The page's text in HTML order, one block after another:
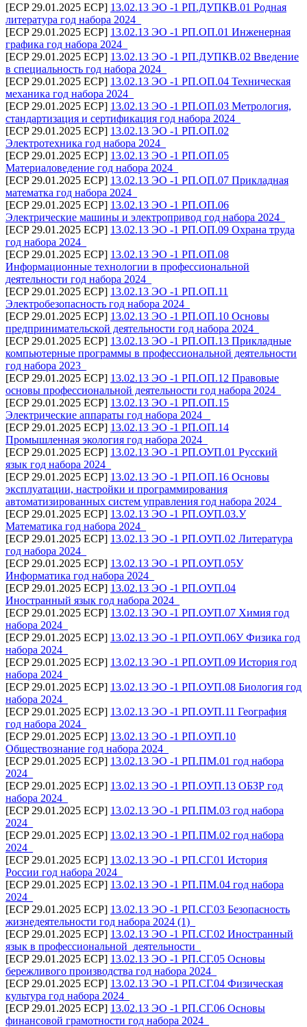
[ECP 29.01.2025 ECP] 13.02.13 ЭО -1 РП.ДУПКВ.01 Родная
литература год набора 2024_
[ECP 29.01.2025 ECP] 13.02.13 ЭО -1 РП.ОП.01 Инженерная
графика год набора 2024_
[ECP 29.01.2025 ECP] 13.02.13 ЭО -1 РП.ДУПКВ.02 Введение
в специальность год набора 2024_
[ECP 29.01.2025 ECP] 13.02.13 ЭО -1 РП.ОП.04 Техническая
механика год набора 2024_
[ECP 29.01.2025 ECP] 13.02.13 ЭО -1 РП.ОП.03 Метрология,
стандартизация и сертификация год набора 2024_
[ECP 29.01.2025 ECP] 13.02.13 ЭО -1 РП.ОП.02
Электротехника год набора 2024_
[ECP 29.01.2025 ECP] 13.02.13 ЭО -1 РП.ОП.05
Материаловедение год набора 2024_
[ECP 29.01.2025 ECP] 13.02.13 ЭО -1 РП.ОП.07 Прикладная
математка год набора 2024_
[ECP 29.01.2025 ECP] 13.02.13 ЭО -1 РП.ОП.06
Электрические машины и электропривод год набора 2024_
[ECP 29.01.2025 ECP] 13.02.13 ЭО -1 РП.ОП.09 Охрана труда
год набора 2024_
[ECP 29.01.2025 ECP] 13.02.13 ЭО -1 РП.ОП.08
Информационные технологии в профессиональной
деятельности год набора 2024_
[ECP 29.01.2025 ECP] 13.02.13 ЭО -1 РП.ОП.11
Электробезопасность год набора 2024_
[ECP 29.01.2025 ECP] 13.02.13 ЭО -1 РП.ОП.10 Основы
предпринимательской деятельности год набора 2024_
[ECP 29.01.2025 ECP] 13.02.13 ЭО -1 РП.ОП.13 Прикладные
компьютерные программы в профессиональной деятельности
год набора 2023_
[ECP 29.01.2025 ECP] 13.02.13 ЭО -1 РП.ОП.12 Правовые
основы профессиональной деятельности год набора 2024_
[ECP 29.01.2025 ECP] 13.02.13 ЭО -1 РП.ОП.15
Электрические аппараты год набора 2024 _
[ECP 29.01.2025 ECP] 13.02.13 ЭО -1 РП.ОП.14
Промышленная экология год набора 2024_
[ECP 29.01.2025 ECP] 13.02.13 ЭО -1 РП.ОУП.01 Русский
язык год набора 2024_
[ECP 29.01.2025 ECP] 13.02.13 ЭО -1 РП.ОП.16 Основы
эксплуатации, настройки и программирования
автоматизированных систем управления год набора 2024_
[ECP 29.01.2025 ECP] 13.02.13 ЭО -1 РП.ОУП.03.У
Математика год набора 2024_
[ECP 29.01.2025 ECP] 13.02.13 ЭО -1 РП.ОУП.02 Литература
год набора 2024_
[ECP 29.01.2025 ECP] 13.02.13 ЭО -1 РП.ОУП.05У
Информатика год набора 2024_
[ECP 29.01.2025 ECP] 13.02.13 ЭО -1 РП.ОУП.04
Иностранный язык год набора 2024_
[ECP 29.01.2025 ECP] 13.02.13 ЭО -1 РП.ОУП.07 Химия год
набора 2024_
[ECP 29.01.2025 ECP] 13.02.13 ЭО -1 РП.ОУП.06У Физика год
набора 2024_
[ECP 29.01.2025 ECP] 13.02.13 ЭО -1 РП.ОУП.09 История год
набора 2024_
[ECP 29.01.2025 ECP] 13.02.13 ЭО -1 РП.ОУП.08 Биология год
набора 2024_
[ECP 29.01.2025 ECP] 13.02.13 ЭО -1 РП.ОУП.11 География
год набора 2024_
[ECP 29.01.2025 ECP] 13.02.13 ЭО -1 РП.ОУП.10
Обществознание год набора 2024_
[ECP 29.01.2025 ECP] 13.02.13 ЭО -1 РП.ПМ.01 год набора
2024_
[ECP 29.01.2025 ECP] 13.02.13 ЭО -1 РП.ОУП.13 ОБЗР год
набора 2024_
[ECP 29.01.2025 ECP] 13.02.13 ЭО -1 РП.ПМ.03 год набора
2024_
[ECP 29.01.2025 ECP] 13.02.13 ЭО -1 РП.ПМ.02 год набора
2024_
[ECP 29.01.2025 ECP] 13.02.13 ЭО -1 РП.СГ.01 История
России год набора 2024_
[ECP 29.01.2025 ECP] 13.02.13 ЭО -1 РП.ПМ.04 год набора
2024_
[ECP 29.01.2025 ECP] 13.02.13 ЭО -1 РП.СГ.03 Безопасность
жизнедеятельности год набора 2024 (1)_
[ECP 29.01.2025 ECP] 13.02.13 ЭО -1 РП.СГ.02 Иностранный
язык в профессиональной_деятельности_
[ECP 29.01.2025 ECP] 13.02.13 ЭО -1 РП.СГ.05 Основы
бережливого производства год набора 2024_
[ECP 29.01.2025 ECP] 13.02.13 ЭО -1 РП.СГ.04 Физическая
культура год набора 2024_
[ECP 29.01.2025 ECP] 13.02.13 ЭО -1 РП.СГ.06 Основы
финансовой грамотности год набора 2024_